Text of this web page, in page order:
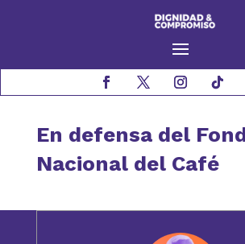
En defensa del
Nacional del Café